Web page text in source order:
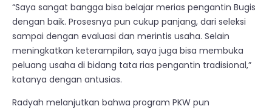
“Saya sangat bangga bisa belajar merias pengantin Bugis
dengan baik. Prosesnya pun cukup panjang, dari seleksi
sampai dengan evaluasi dan merintis usaha. Selain
meningkatkan keterampilan, saya juga bisa membuka
peluang usaha di bidang tata rias pengantin tradisional,”
katanya dengan antusias.
Radyah melanjutkan bahwa program PKW pun